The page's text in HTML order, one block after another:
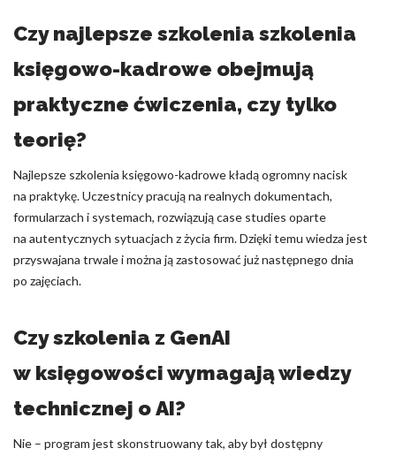
Czy najlepsze szkolenia szkolenia
księgowo-kadrowe obejmują
praktyczne ćwiczenia, czy tylko
teorię?
Najlepsze szkolenia księgowo-kadrowe kładą ogromny nacisk
na praktykę. Uczestnicy pracują na realnych dokumentach,
formularzach i systemach, rozwiązują case studies oparte
na autentycznych sytuacjach z życia firm. Dzięki temu wiedza jest
przyswajana trwale i można ją zastosować już następnego dnia
po zajęciach.
Czy szkolenia z GenAI
w księgowości wymagają wiedzy
technicznej o AI?
Nie – program jest skonstruowany tak, aby był dostępny